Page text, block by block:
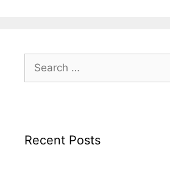
for:
Recent Posts